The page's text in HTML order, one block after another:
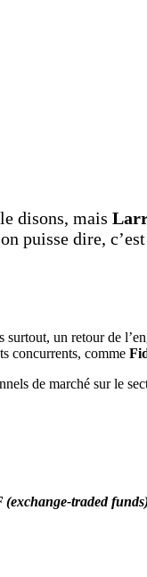
disons, mais
puisse dire,
surtout, un retour de
concurrents, comme
de marché sur le
(exchange-traded